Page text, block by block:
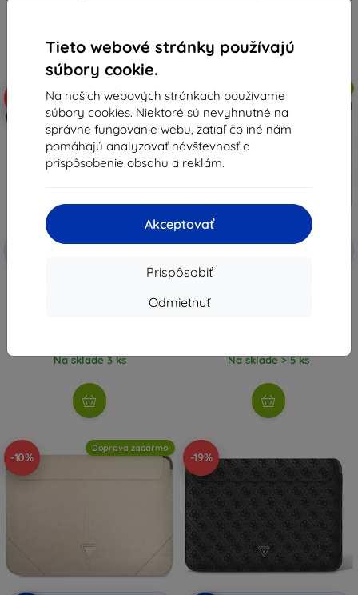
Tieto webové stránky používajú
súbory cookie.
Na našich webových stránkach používame
súbory cookies. Niektoré sú nevyhnutné na
správne fungovanie webu, zatiaľ čo iné nám
pomáhajú analyzovať návštevnosť a
prispôsobenie obsahu a reklám.
Akceptovať
Prispôsobiť
Odmietnuť
Zľava s
UAG Plyo púzdro ice pre
Na sklade 3 ks
-10%
Zľava s
Guess Sleeve GUCS16PSATLP 16"
Na sklade > 5 ks
-10%
Doprava zadarmo
-19%